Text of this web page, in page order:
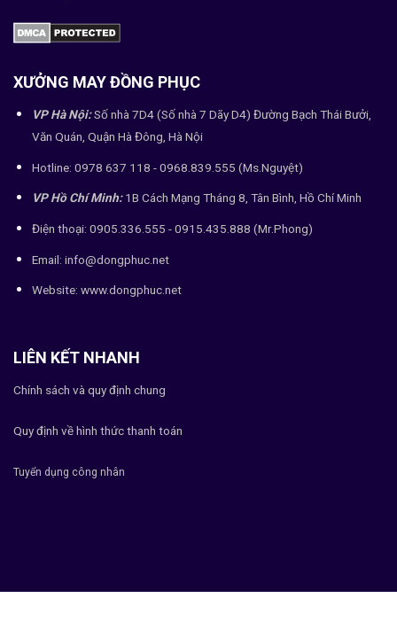
XƯỞNG MAY ĐỒNG PHỤC
VP Hà Nội:Số nhà 7D4 (Số nhà 7 Dãy D4) Đường Bạch Thái Bưởi,
Văn Quán, Quận Hà Đông, Hà Nội
Hotline: 0978 637 118 - 0968.839.555 (Ms.Nguyệt)
VP Hồ Chí Minh:1B Cách Mạng Tháng 8, Tân Bình, Hồ Chí Minh
Điện thoại: 0905.336.555 - 0915.435.888 (Mr.Phong)
Email: info@dongphuc.net
Website: www.dongphuc.net
LIÊN KẾT NHANH
Chính sách và quy định chung
Quy định về hình thức thanh toán
Tuyển dụng công nhân